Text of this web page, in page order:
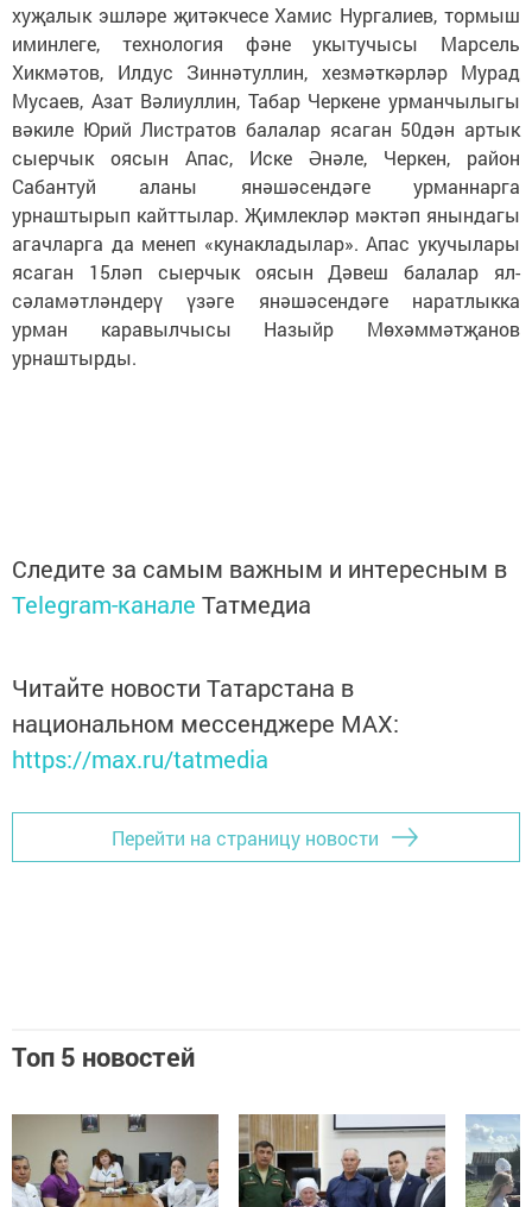
хуҗалык эшләре җитәкчесе Хамис Нургалиев, тормыш
иминлеге, технология фәне укытучысы Марсель
Хикмәтов, Илдус Зиннәтуллин, хезмәткәрләр Мурад
Мусаев, Азат Вәлиуллин, Табар Черкене урманчылыгы
вәкиле Юрий Листратов балалар ясаган 50дән артык
сыерчык оясын Апас, Иске Әнәле, Черкен, район
Сабантуй аланы янәшәсендәге урманнарга
урнаштырып кайттылар. Җимлекләр мәктәп янындагы
агачларга да менеп «кунакладылар». Апас укучылары
ясаган 15ләп сыерчык оясын Дәвеш балалар ял-
сәламәтләндерү үзәге янәшәсендәге наратлыкка
урман каравылчысы Назыйр Мөхәммәтҗанов
урнаштырды.
Следите за самым важным и интересным в
Telegram-канале Татмедиа
Читайте новости Татарстана в
национальном мессенджере MАХ:
https://max.ru/tatmedia
Перейти на страницу новости
Топ 5 новостей